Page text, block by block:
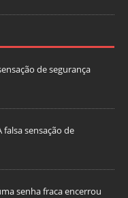
de segurança
falsa sensação de
senha fraca encerrou